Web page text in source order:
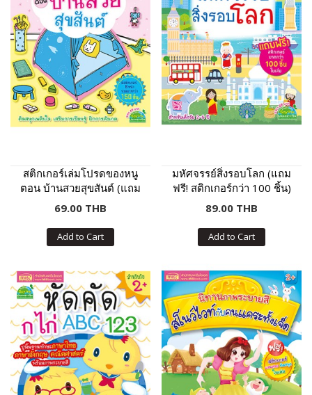
สติกเกอร์เล่มโปรดของหนู
ตอน บ้านสวยสุขสันต์ (แถม
ฟรี! สติกเกอร์กว่า 150 ชิ้น)
69.00 THB
Add to Cart
มหัศจรรย์สิ่งรอบโลก (แถม
ฟรี! สติกเกอร์กว่า 100 ชิ้น)
89.00 THB
Add to Cart